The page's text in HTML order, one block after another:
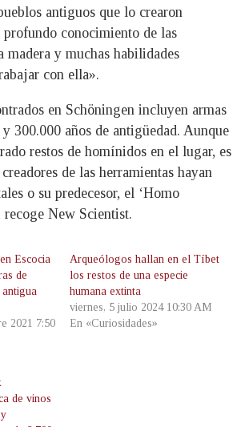
antiguos que lo crearon
profundo conocimiento de las
madera y muchas habilidades
con ella».
en Schöningen incluyen armas
300.000 años de antigüedad. Aunque
restos de homínidos en el lugar, es
de las herramientas hayan
o su predecesor, el ‘Homo
recoge New Scientist.
Escocia
de
2021 7:50
Arqueólogos hallan en el Tíbet
los restos de una especie
humana extinta
viernes, 5 julio 2024 10:30 AM
En «Curiosidades»
de vinos